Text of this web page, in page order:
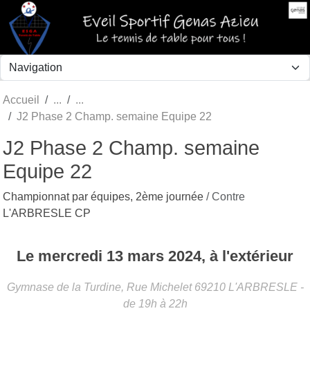
Accueil
J2 Phase 2 Champ. semaine Equipe 22
J2 Phase 2 Champ. semaine
Equipe 22
Championnat par équipes, 2ème journée / Contre
L'ARBRESLE CP
Le mercredi 13 mars 2024, à l'extérieur
Gymnase de la Turdine, Rue Michelet 69210 L'ARBRESLE -
de 19h à 22h
Panneau de gestion des cookies